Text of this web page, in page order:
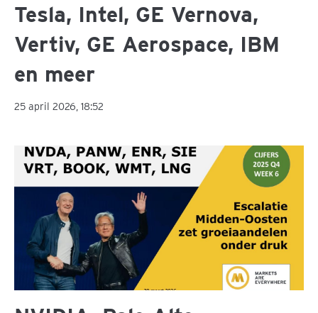
Tesla, Intel, GE Vernova,
Vertiv, GE Aerospace, IBM
en meer
25 april 2026, 18:52